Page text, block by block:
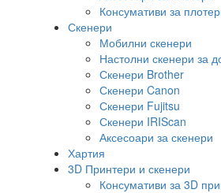
Консумативи за
Скенери
Мобилни скенери
Настолни скенери за
Скенери Brother
Скенери Canon
Скенери Fujitsu
Скенери IRIScan
Аксесоари за скенери
Хартия
3D Принтери и скенери
Консумативи за 3D